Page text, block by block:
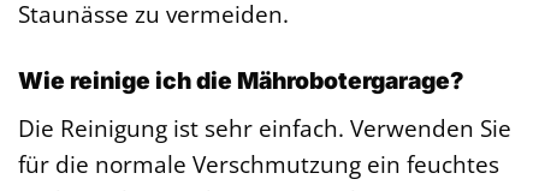
Staunässe zu vermeiden.
Wie reinige ich die Mährobotergarage?
Die Reinigung ist sehr einfach. Verwenden Sie
für die normale Verschmutzung ein feuchtes